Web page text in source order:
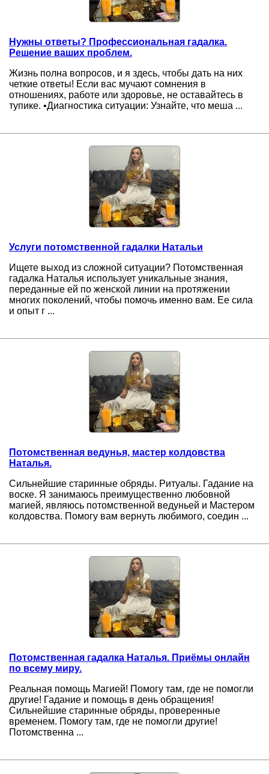
Нужны ответы? Профессиональная гадалка.
Решение ваших проблем.
Жизнь полна вопросов, и я здесь, чтобы дать на них
четкие ответы! Если вас мучают сомнения в
отношениях, работе или здоровье, не оставайтесь в
тупике. •Диагностика ситуации: Узнайте, что меша ...
Услуги потомственной гадалки Натальи
Ищете выход из сложной ситуации? Потомственная
гадалка Наталья использует уникальные знания,
переданные ей по женской линии на протяжении
многих поколений, чтобы помочь именно вам. Ее сила
и опыт г ...
Потомственная ведунья, мастер колдовства
Наталья.
Сильнейшие старинные обряды. Ритуалы. Гадание на
воске. Я занимаюсь преимущественно любовной
магией, являюсь потомственной ведуньей и Мастером
колдовства. Помогу вам вернуть любимого, соедин ...
Потомственная гадалка Наталья. Приёмы онлайн
по всему миру.
Реальная помощь Магией! Помогу там, где не помогли
другие! Гадание и помощь в день обращения!
Сильнейшие старинные обряды, проверенные
временем. Помогу там, где не помогли другие!
Потомственна ...